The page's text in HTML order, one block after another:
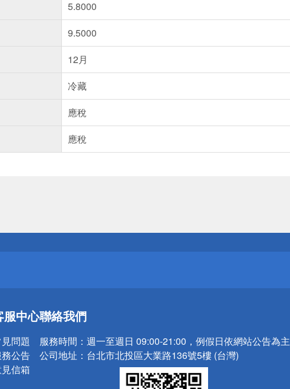
5.8000
9.5000
12月
冷藏
應稅
應稅
小心！
小心！
服中心
問題
公告
信箱
聯絡我們
服務時間： 週一至週日 09:00-21:00，例假日依網站公告為主
公司地址： 台北市北投區大業路136號5樓 (台灣)